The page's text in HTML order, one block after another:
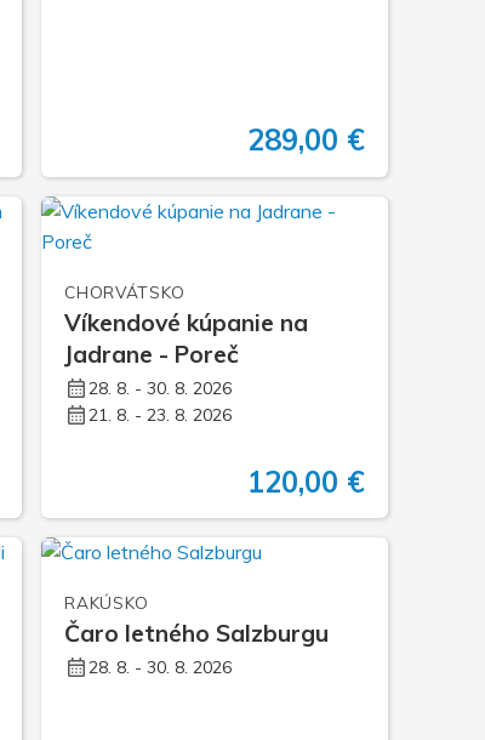
289,00 €
CHORVÁTSKO
Víkendové kúpanie na
Jadrane - Poreč
28. 8. - 30. 8. 2026
21. 8. - 23. 8. 2026
120,00 €
RAKÚSKO
Čaro letného Salzburgu
28. 8. - 30. 8. 2026